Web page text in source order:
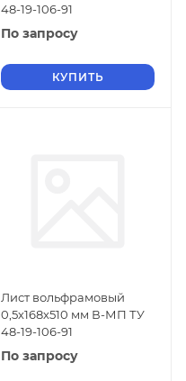
48-19-106-91
По запросу
КУПИТЬ
Лист вольфрамовый
0,5х168х510 мм В-МП ТУ
48-19-106-91
По запросу